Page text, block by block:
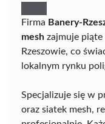
Firma Banery-
mesh zajmuje
Rzeszowie, co
lokalnym rynku
Specjalizuje się w
oraz siatek mesh,